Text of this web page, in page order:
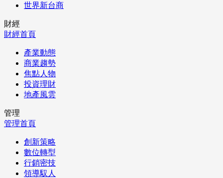
世界新台商
財經
財經首頁
產業動態
商業趨勢
焦點人物
投資理財
地產風雲
管理
管理首頁
創新策略
數位轉型
行銷密技
領導馭人